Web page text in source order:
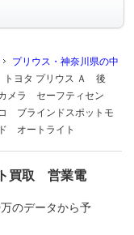
プリウス・神奈川県の中
トヨタ プリウス Ａ 後
メラ セーフティセン
ブラインドスポットモ
オートライト
買取 営業電
のデータから予